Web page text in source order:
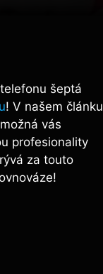
šeptá
! V našem článku
vás
profesionality
za touto